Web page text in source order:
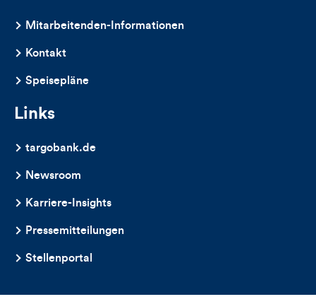
Mitarbeitenden-Informationen
Kontakt
Speisepläne
Links
targobank.de
Newsroom
Karriere-Insights
Pressemitteilungen
Stellenportal